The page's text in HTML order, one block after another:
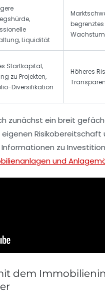
Liquidität
begrenztes
Startkapital,
zu Projekten,
Diversifikation
Höheres
zunächst ein breit
zu
und
dem